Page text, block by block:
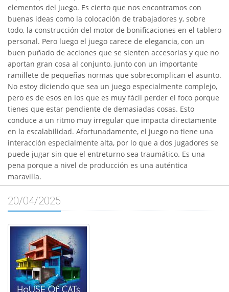
elementos del juego. Es cierto que nos encontramos con
buenas ideas como la colocación de trabajadores y, sobre
todo, la construcción del motor de bonificaciones en el tablero
personal. Pero luego el juego carece de elegancia, con un
buen puñado de acciones que se sienten accesorias y que no
aportan gran cosa al conjunto, junto con un importante
ramillete de pequeñas normas que sobrecomplican el asunto.
No estoy diciendo que sea un juego especialmente complejo,
pero es de esos en los que es muy fácil perder el foco porque
tienes que estar pendiente de demasiadas cosas. Esto
conduce a un ritmo muy irregular que impacta directamente
en la escalabilidad. Afortunadamente, el juego no tiene una
interacción especialmente alta, por lo que a dos jugadores se
puede jugar sin que el entreturno sea traumático. Es una
pena porque a nivel de producción es una auténtica
maravilla.
20/04/2025